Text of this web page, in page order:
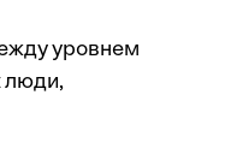
уровнем
люди,